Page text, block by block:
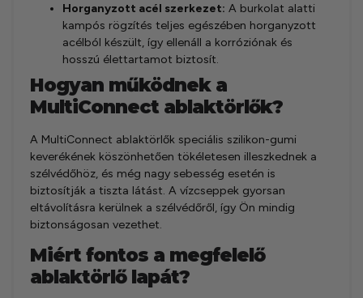
Horganyzott acél szerkezet: A burkolat alatti
kampós rögzítés teljes egészében horganyzott
acélból készült, így ellenáll a korróziónak és
hosszú élettartamot biztosít.
Hogyan működnek a
MultiConnect ablaktörlők?
A MultiConnect ablaktörlők speciális szilikon-gumi
keverékének köszönhetően tökéletesen illeszkednek a
szélvédőhöz, és még nagy sebesség esetén is
biztosítják a tiszta látást. A vízcseppek gyorsan
eltávolításra kerülnek a szélvédőről, így Ön mindig
biztonságosan vezethet.
Miért fontos a megfelelő
ablaktörlő lapát?